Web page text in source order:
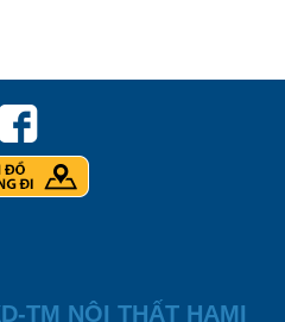
TM NỘI THẤT HAMI